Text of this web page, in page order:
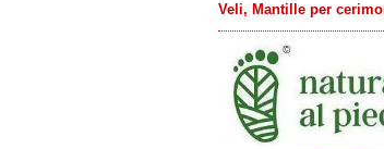
Veli, Mantille per